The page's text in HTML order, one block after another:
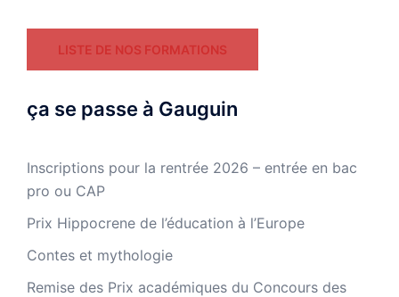
LISTE DE NOS FORMATIONS
ça se passe à Gauguin
Inscriptions pour la rentrée 2026 – entrée en bac
pro ou CAP
Prix Hippocrene de l’éducation à l’Europe
Contes et mythologie
Remise des Prix académiques du Concours des